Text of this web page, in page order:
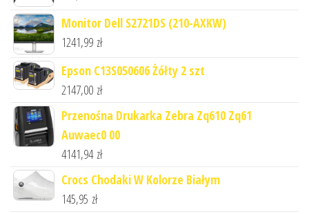
Monitor Dell S2721DS (210-AXKW)
1241,99 zł
Epson C13S050606 Żółty 2 szt
2147,00 zł
Przenośna Drukarka Zebra Zq610 Zq61
Auwaec0 00
4141,94 zł
Crocs Chodaki W Kolorze Białym
145,95 zł